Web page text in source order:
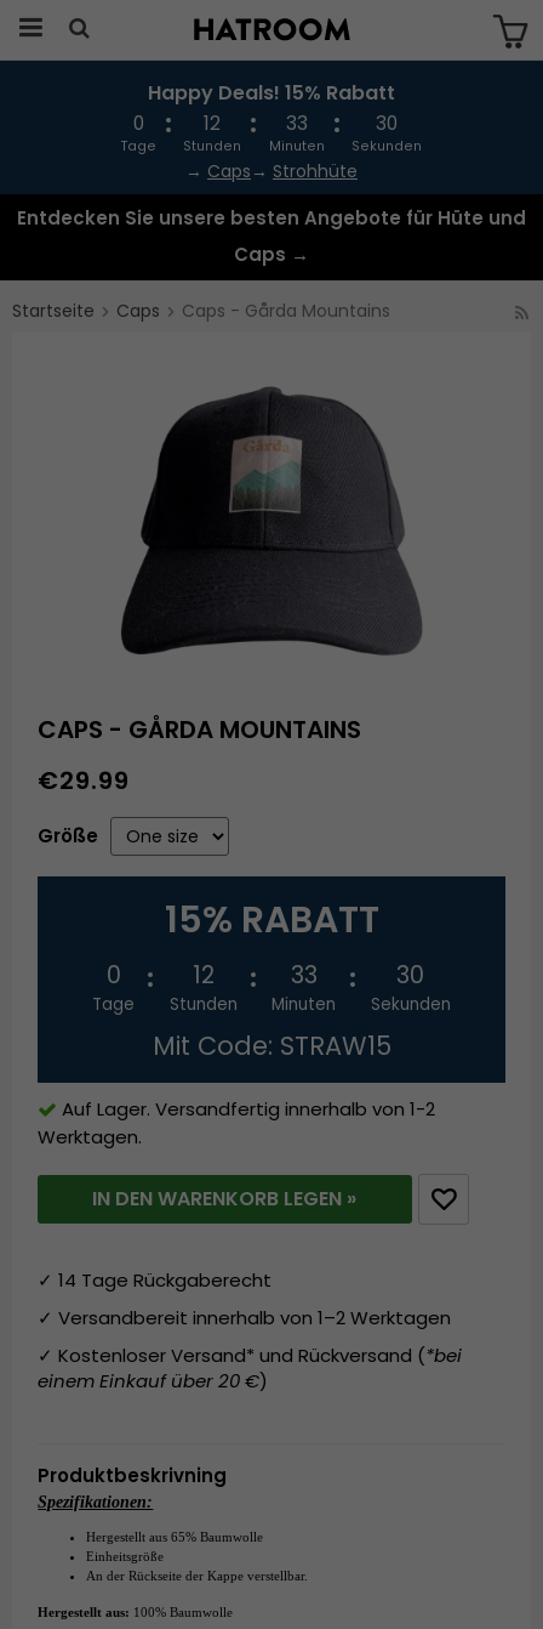
Das Produkt wurde in Ihren Warenkorb
gelegt
Happy Deals! 15% Rabatt
0
Tage
12
Stunden
33
Minuten
30
Sekunden
→ Caps → Strohhüte
Entdecken Sie unsere besten Angebote für Hüte und
Caps →
Startseite Caps Caps - Gårda Mountains
CAPS - GÅRDA MOUNTAINS
€29.99
Größe
15% RABATT
0
Tage
12
Stunden
33
Minuten
30
Sekunden
Mit Code: STRAW15
Auf Lager. Versandfertig innerhalb von 1-2
Werktagen.
IN DEN WARENKORB LEGEN »
✓ 14 Tage Rückgaberecht
✓ Versandbereit innerhalb von 1–2 Werktagen
✓ Kostenloser Versand* und Rückversand (*bei
einem Einkauf über 20 €)
Produktbeskrivning
Spezifikationen:
Hergestellt aus 65% Baumwolle
Einheitsgröße
An der Rückseite der Kappe verstellbar.
Hergestellt aus: 100% Baumwolle